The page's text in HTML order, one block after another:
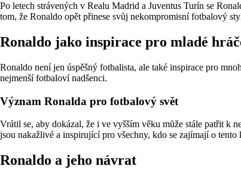
Po letech strávených v Realu Madrid a Juventus Turín se
tom, že Ronaldo opět přinese svůj nekompromisní fotbalový
Ronaldo jako inspirace pro mladé
Ronaldo není jen úspěšný fotbalista, ale také inspirace pro
nejmenší fotbaloví nadšenci.
Význam Ronalda pro fotbalový svět
Vrátil se, aby dokázal, že i ve vyšším věku může stále patřit k
jsou nakažlivé a inspirující pro všechny, kdo se zajímají o tento
Ronaldo a jeho návrat